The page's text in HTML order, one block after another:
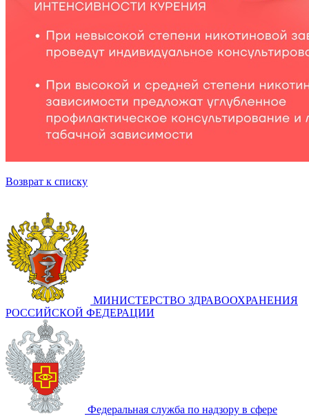
Возврат к списку
МИНИСТЕРСТВО ЗДРАВООХРАНЕНИЯ
РОССИЙСКОЙ ФЕДЕРАЦИИ
Федеральная служба по надзору в сфере